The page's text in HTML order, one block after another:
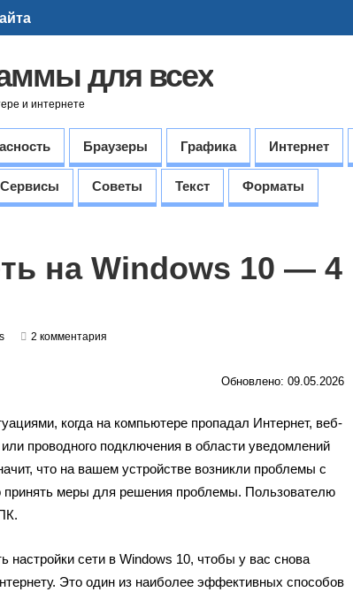
для всех
и интернете
Браузеры Графика Интернет
Сервисы Советы Текст Форматы
на Windows 10 — 4
2 комментария
Обновлено: 09.05.2026
когда на компьютере пропадал Интернет, веб-
проводного подключения в области уведомлений
что на вашем устройстве возникли проблемы с
принять меры для решения проблемы. Пользователю
настройки сети в Windows 10, чтобы у вас снова
Это один из наиболее эффективных способов